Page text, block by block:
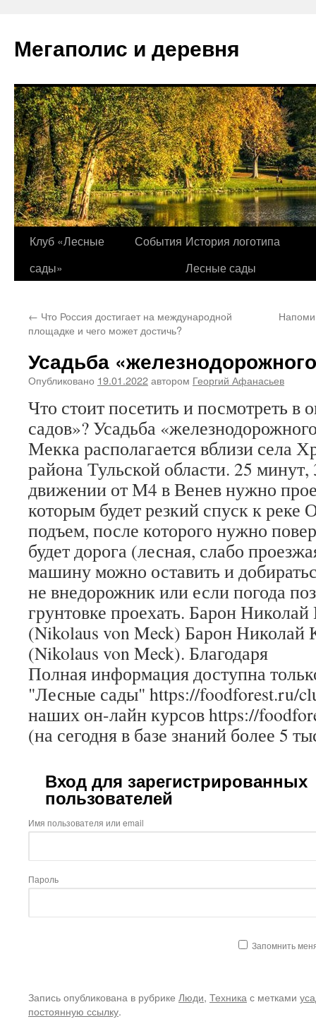
содержимому
Мегаполис и деревня
Клуб «Лесные
сады»
События История логотипа
Лесные сады
← Что Россия достигает на международной
площадке и чего может достичь?
Усадьба
Опубликовано 19.01.2022автором Георгий Афанасьев
Что стоит посетить и посмотреть в
садов»? Усадьба
Мекка располагается вблизи села
района Тульской области. 25
движении от М4 в Венев нужно
которым будет резкий спуск к реке
подъем, после которого нужно
будет дорога (лесная, слабо
машину можно оставить и
не внедорожник или если погода
грунтовке проехать. Барон
(Nikolaus von Meck) Барон
(Nikolaus von Meck). Благодаря
Полная информация доступна
"Лесные сады" https://foodforest.ru/
наших он-лайн курсов https://
(на сегодня в базе знаний более 5
Вход для зарегистрированных
пользователей
Имя пользователя или email
Пароль
Запомнить
Запись опубликована в рубрике Люди, Техника с метками
постоянную ссылку.